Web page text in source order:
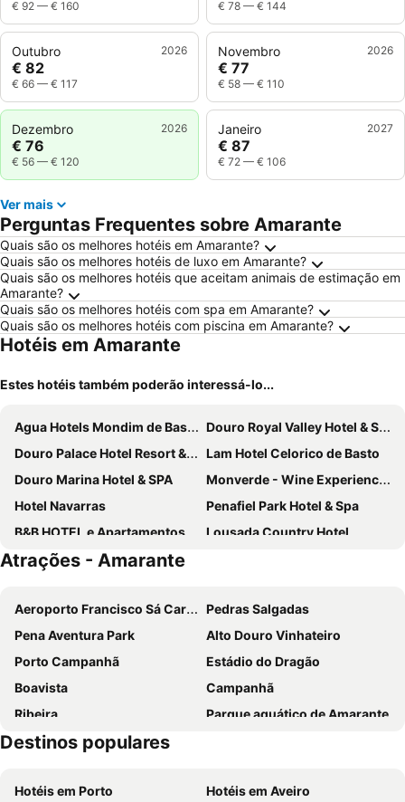
€ 92 — € 160 € 78 — € 144
Outubro 2026
€ 82
€ 66 — € 117
Novembro 2026
€ 77
€ 58 — € 110
Dezembro 2026
€ 76
€ 56 — € 120
Janeiro 2027
€ 87
€ 72 — € 106
Ver mais
Perguntas Frequentes sobre Amarante
Quais são os melhores hotéis em Amarante?
Quais são os melhores hotéis de luxo em Amarante?
Quais são os melhores hotéis que aceitam animais de estimação em
Amarante?
Quais são os melhores hotéis com spa em Amarante?
Quais são os melhores hotéis com piscina em Amarante?
Hotéis em Amarante
Estes hotéis também poderão interessá-lo...
Agua Hotels Mondim de Basto
Douro Royal Valley Hotel & Spa
Douro Palace Hotel Resort & Spa
Lam Hotel Celorico de Basto
Douro Marina Hotel & SPA
Monverde - Wine Experience Hotel - by Unlock Hotels
Hotel Navarras
Penafiel Park Hotel & Spa
B&B HOTEL e Apartamentos Felgueiras
Lousada Country Hotel
Lavandeira Douro Nature & Wellness
Douro Suites
4615 Hotel
Mondim Hotel & Spa
Casa Augusta - QUINTA
Alojamento Local Tamega
Hotel Comércio
Quinta Das Escomoeiras
Hotel Rural Quinta da Cruz
Private Douro- Quinta das Susandas
Covelo - The Original Rooms and Suites
Alojamento das Caldas
Quinta d'Areda Wine&Pool Experience
Dom Hotel
Atrações - Amarante
Aeroporto Francisco Sá Carneiro
Pedras Salgadas
Pena Aventura Park
Alto Douro Vinhateiro
Porto Campanhã
Estádio do Dragão
Boavista
Campanhã
Ribeira
Parque aquático de Amarante
SPA Termal de Pedras Salgadas
Magikland
Pavilhão Rosa Mota
Destinos populares
Hotéis em Porto
Hotéis em Aveiro